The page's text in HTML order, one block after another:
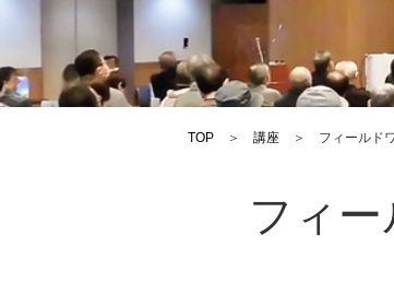
TOP ＞ 講座 ＞ フィールドワ
フィー